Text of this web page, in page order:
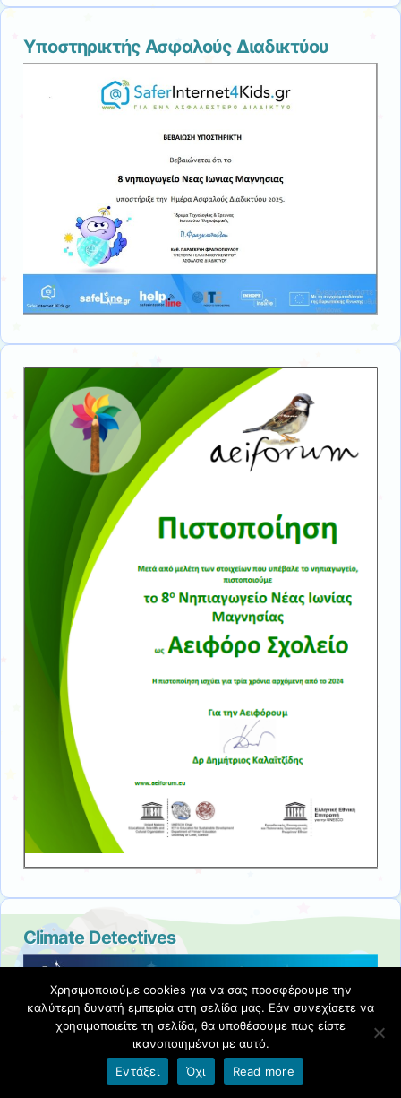
Υποστηρικτής Ασφαλούς Διαδικτύου
Climate Detectives
Χρησιμοποιούμε cookies για να σας προσφέρουμε την
καλύτερη δυνατή εμπειρία στη σελίδα μας. Εάν συνεχίσετε να
χρησιμοποιείτε τη σελίδα, θα υποθέσουμε πως είστε
ικανοποιημένοι με αυτό.
Εντάξει
Όχι Read more